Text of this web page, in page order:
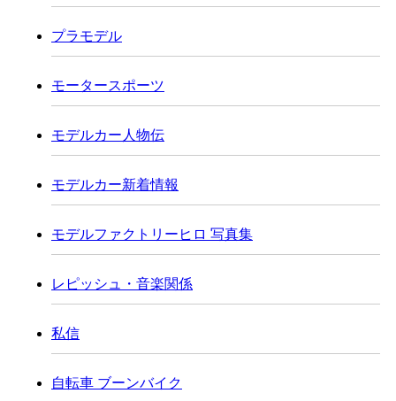
プラモデル
モータースポーツ
モデルカー人物伝
モデルカー新着情報
モデルファクトリーヒロ 写真集
レピッシュ・音楽関係
私信
自転車 ブーンバイク